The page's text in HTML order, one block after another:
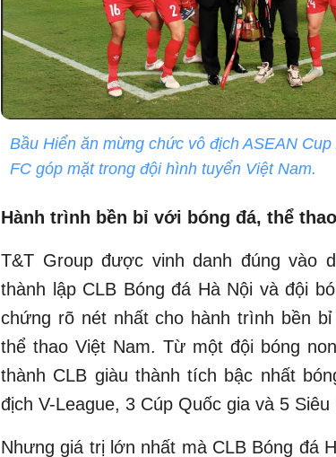
Bầu Hiển ăn mừng chức vô địch ASEAN
FC góp mặt trong đội hình tuyển Việt Nam.
Hành trình bền bỉ với bóng đá, thể
T&T Group được vinh danh đúng vào
thành lập CLB Bóng đá Hà Nội và đội
chứng rõ nét nhất cho hành trình bền
thể thao Việt Nam. Từ một đội bóng
thành CLB giàu thành tích bậc nhất
địch V-League, 3 Cúp Quốc gia và 5 Siêu
Nhưng giá trị lớn nhất mà CLB Bóng đá